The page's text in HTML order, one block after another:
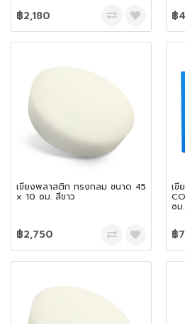
฿2,180 ฿
เขียงพลาสติก ทรงกลม ขนาด 45
x 10 ซม. สีขาว
฿2,750
เขี
ซม
฿